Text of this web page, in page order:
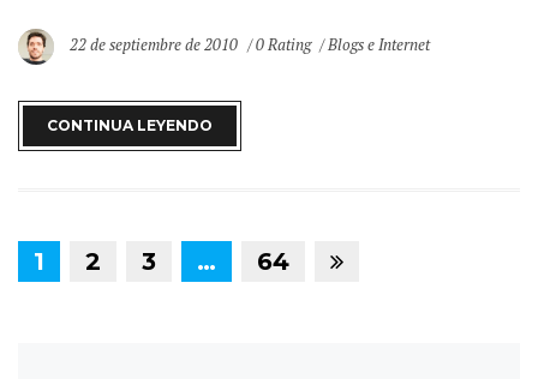
22 de septiembre de 2010 0 Rating Blogs e Internet
CONTINUA LEYENDO
1 2 3 … 64